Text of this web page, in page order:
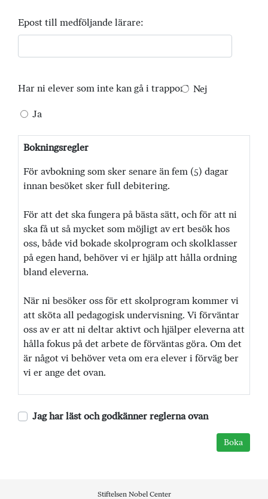
Epost till medföljande lärare:
Har ni elever som inte kan gå i trappor? Nej
Ja
Bokningsregler
För avbokning som sker senare än fem (5) dagar
innan besöket sker full debitering.
För att det ska fungera på bästa sätt, och för att ni
ska få ut så mycket som möjligt av ert besök hos
oss, både vid bokade skolprogram och skolklasser
på egen hand, behöver vi er hjälp att hålla ordning
bland eleverna.
När ni besöker oss för ett skolprogram kommer vi
att sköta all pedagogisk undervisning. Vi förväntar
oss av er att ni deltar aktivt och hjälper eleverna att
hålla fokus på det arbete de förväntas göra. Om det
är något vi behöver veta om era elever i förväg ber
vi er ange det ovan.
Jag har läst och godkänner reglerna ovan
Stiftelsen Nobel Center